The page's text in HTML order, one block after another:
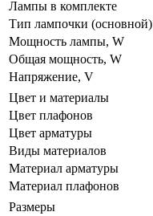
Лампы в комплекте
Тип лампочки (основной)
Мощность лампы, W
Общая мощность, W
Напряжение, V
Цвет и материалы
Цвет плафонов
Цвет арматуры
Виды материалов
Материал арматуры
Материал плафонов
Размеры